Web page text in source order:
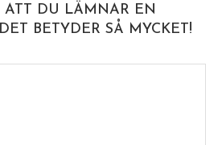
ATT DU LÄMNAR EN
BETYDER SÅ MYCKET!